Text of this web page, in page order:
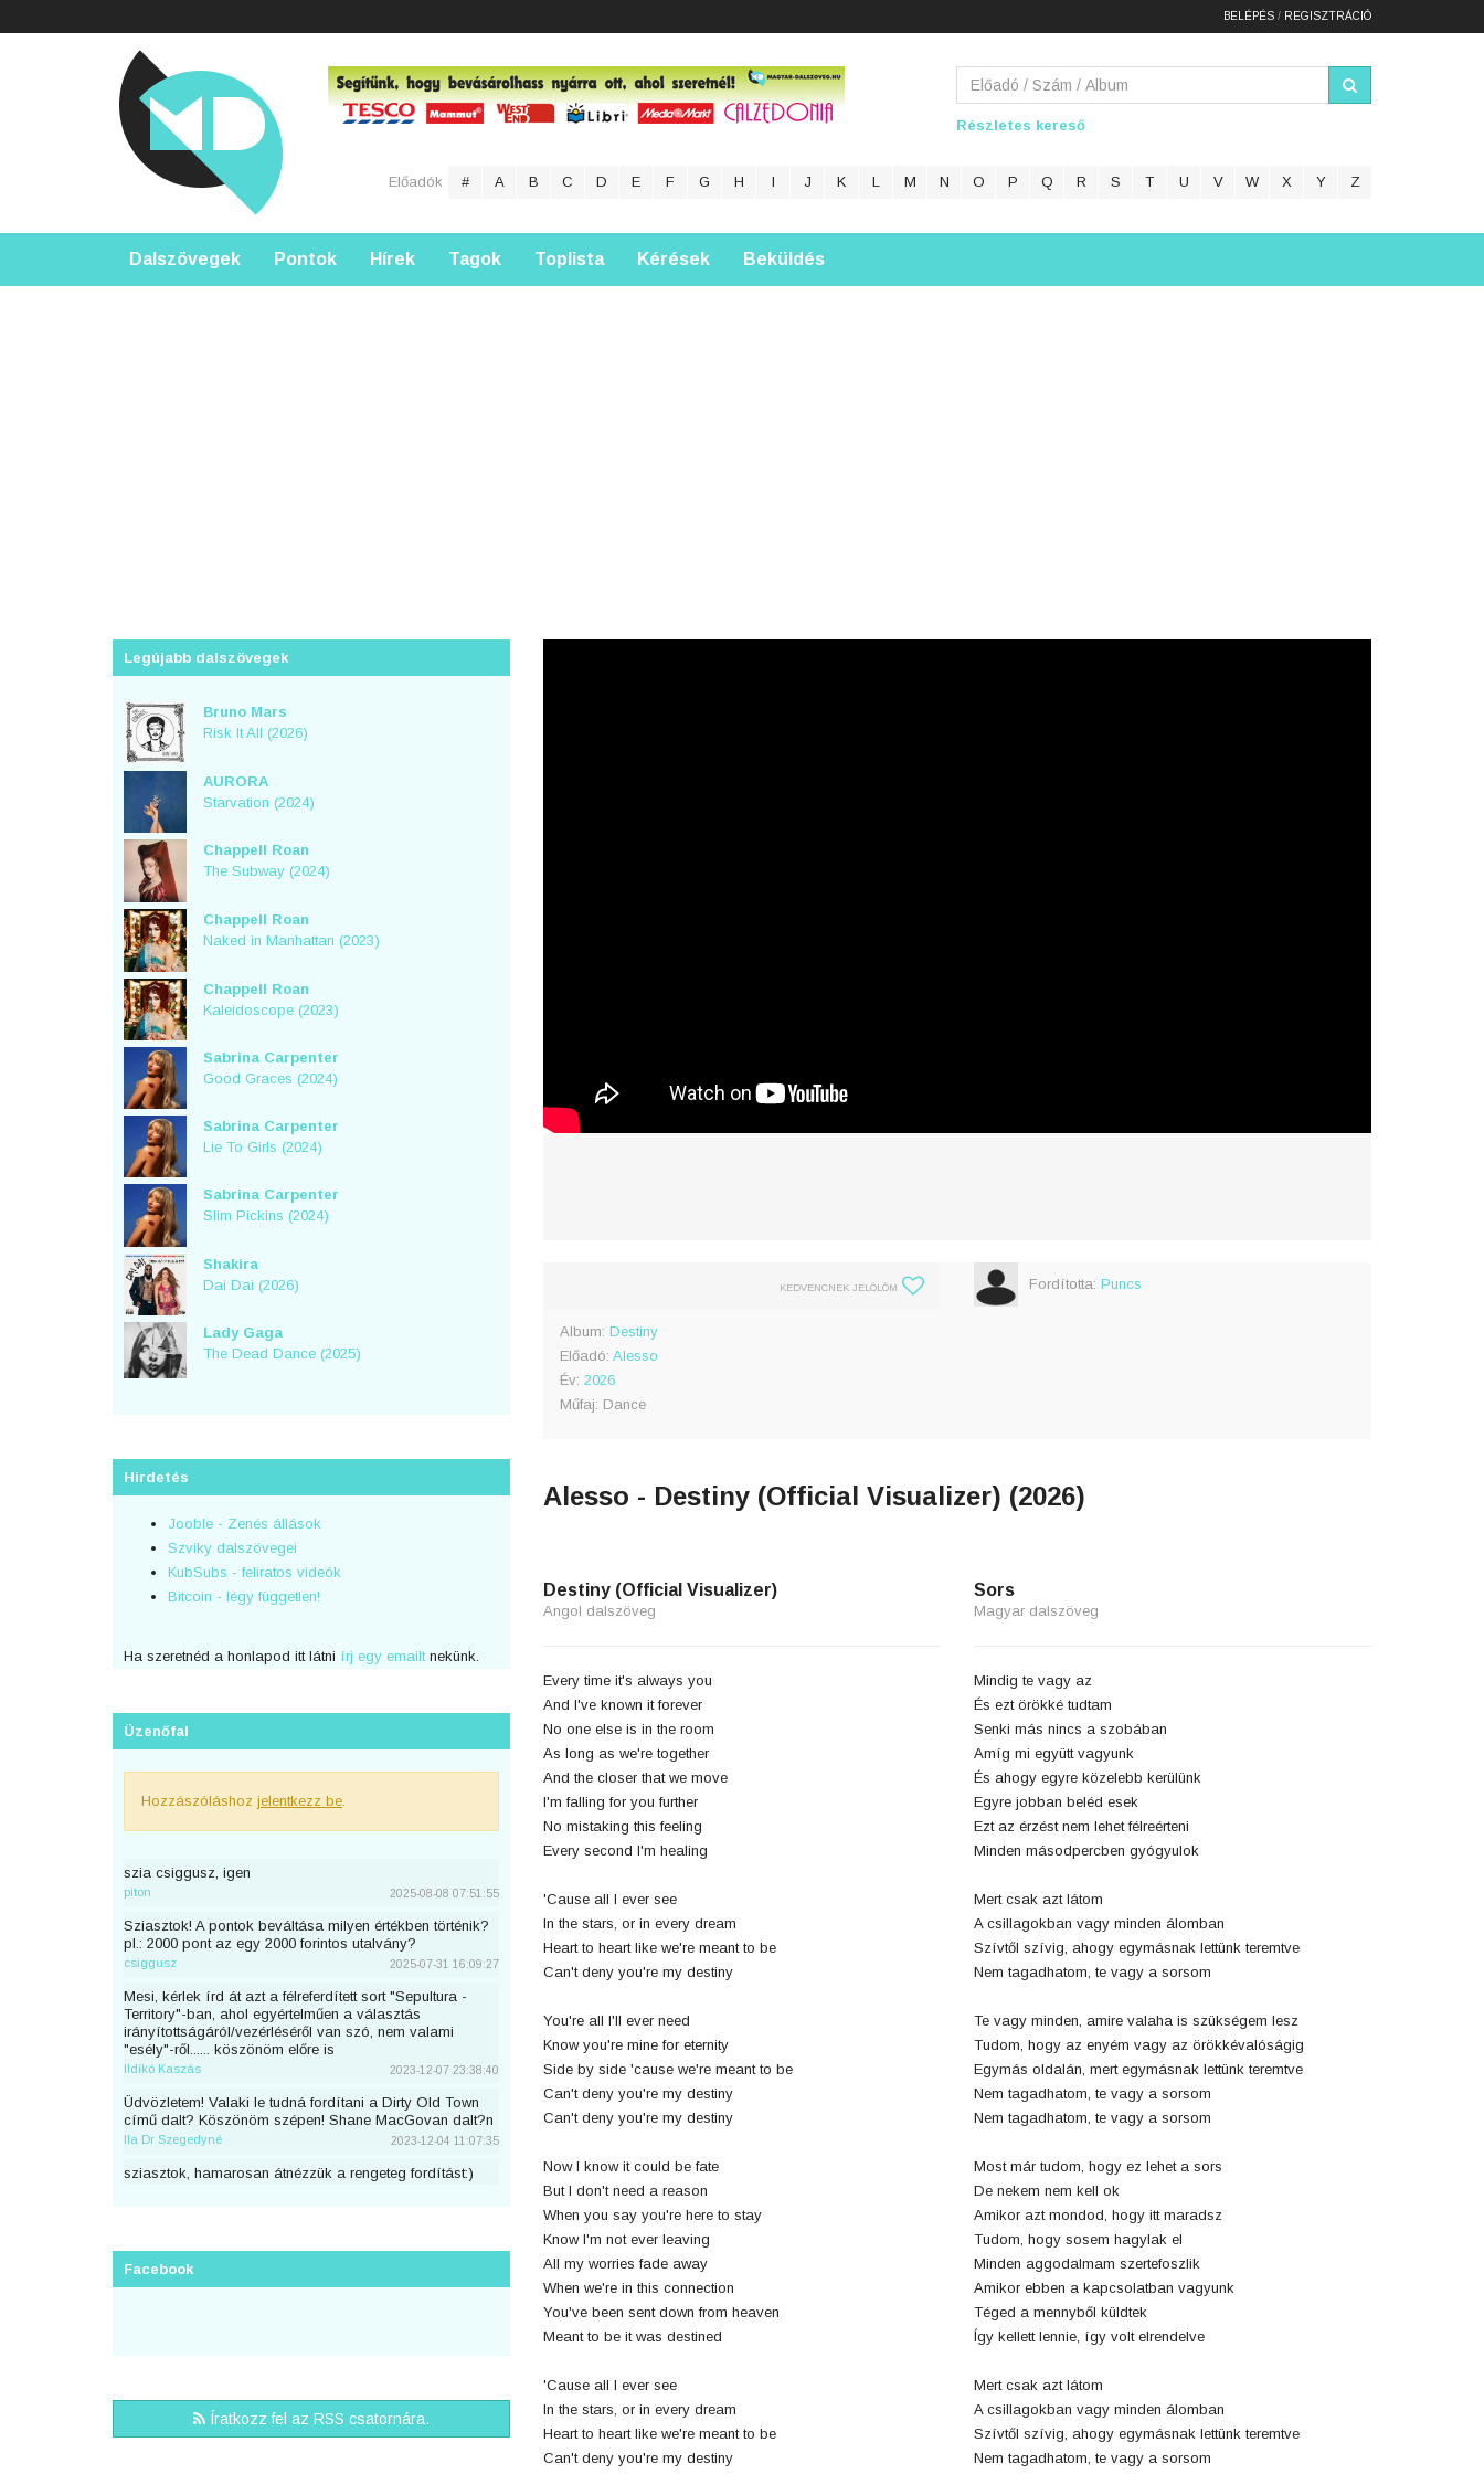
BELÉPÉS / REGISZTRÁCIÓ
Részletes kereső
Előadók # A B C D E F G H I J K L M N O P Q R S T U V W X Y Z
Dalszövegek Pontok Hírek Tagok Toplista Kérések Beküldés
Legújabb dalszövegek
Bruno Mars
Risk It All (2026)
AURORA
Starvation (2024)
Chappell Roan
The Subway (2024)
Chappell Roan
Naked in Manhattan (2023)
Chappell Roan
Kaleidoscope (2023)
Sabrina Carpenter
Good Graces (2024)
Sabrina Carpenter
Lie To Girls (2024)
Sabrina Carpenter
Slim Pickins (2024)
Shakira
Dai Dai (2026)
Lady Gaga
The Dead Dance (2025)
Hirdetés
Jooble - Zenés állások
Szviky dalszövegei
KubSubs - feliratos videók
Bitcoin - légy független!
Ha szeretnéd a honlapod itt látni írj egy emailtnekünk.
Üzenőfal
Hozzászóláshoz jelentkezz be
szia csiggusz, igen
piton 2025-08-08 07:51:55
Sziasztok! A pontok beváltása milyen értékben történik?
pl.: 2000 pont az egy 2000 forintos utalvány?
csiggusz 2025-07-31 16:09:27
Mesi, kérlek írd át azt a félreferdített sort "Sepultura -
Territory"-ban, ahol egyértelműen a választás
irányítottságáról/vezérléséről van szó, nem valami
"esély"-ről...... köszönöm előre is
Ildikó Kaszás 2023-12-07 23:38:40
Üdvözletem! Valaki le tudná fordítani a Dirty Old Town
című dalt? Köszönöm szépen! Shane MacGovan dalt?n
Ila Dr Szegedyné 2023-12-04 11:07:35
sziasztok, hamarosan átnézzük a rengeteg fordítást:)
előtte. Át lehetne még írni a nevemre? Köszi <3
Sziasztok, én küldtem be most Taylor Swifttől a Great
War című számot, de véletlen nem voltam bejelentkezve.
A nevemre lehetne írni?
Facebook
Íratkozz fel az RSS csatornára.
KEDVENCNEK JELÖLÖM
Album: Destiny
Előadó: Alesso
Év: 2026
Műfaj: Dance
Fordította: Puncs
Alesso - Destiny (Official Visualizer) (2026)
Destiny (Official Visualizer)
Angol dalszöveg
Every time it's always you
And I've known it forever
No one else is in the room
As long as we're together
And the closer that we move
I'm falling for you further
No mistaking this feeling
Every second I'm healing
'Cause all I ever see
In the stars, or in every dream
Heart to heart like we're meant to be
Can't deny you're my destiny
You're all I'll ever need
Know you're mine for eternity
Side by side 'cause we're meant to be
Can't deny you're my destiny
Can't deny you're my destiny
Now I know it could be fate
But I don't need a reason
When you say you're here to stay
Know I'm not ever leaving
All my worries fade away
When we're in this connection
You've been sent down from heaven
Meant to be it was destined
'Cause all I ever see
In the stars, or in every dream
Heart to heart like we're meant to be
Can't deny you're my destiny
Sors
Magyar dalszöveg
Mindig te vagy az
És ezt örökké tudtam
Senki más nincs a szobában
Amíg mi együtt vagyunk
És ahogy egyre közelebb kerülünk
Egyre jobban beléd esek
Ezt az érzést nem lehet félreérteni
Minden másodpercben gyógyulok
Mert csak azt látom
A csillagokban vagy minden álomban
Szívtől szívig, ahogy egymásnak lettünk teremtve
Nem tagadhatom, te vagy a sorsom
Te vagy minden, amire valaha is szükségem lesz
Tudom, hogy az enyém vagy az örökkévalóságig
Egymás oldalán, mert egymásnak lettünk teremtve
Nem tagadhatom, te vagy a sorsom
Nem tagadhatom, te vagy a sorsom
Most már tudom, hogy ez lehet a sors
De nekem nem kell ok
Amikor azt mondod, hogy itt maradsz
Tudom, hogy sosem hagylak el
Minden aggodalmam szertefoszlik
Amikor ebben a kapcsolatban vagyunk
Téged a mennyből küldtek
Így kellett lennie, így volt elrendelve
Mert csak azt látom
A csillagokban vagy minden álomban
Szívtől szívig, ahogy egymásnak lettünk teremtve
Nem tagadhatom, te vagy a sorsom